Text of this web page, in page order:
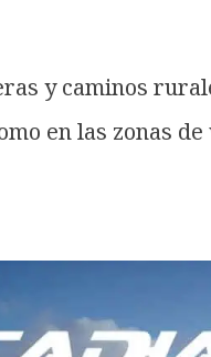
y caminos
en las zonas de